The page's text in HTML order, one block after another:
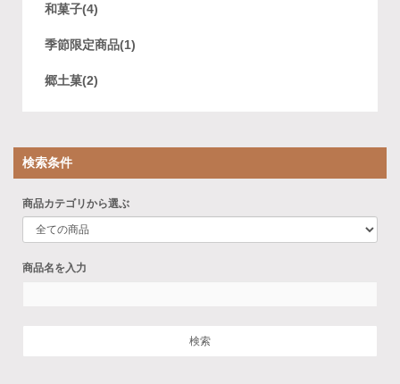
和菓子(4)
季節限定商品(1)
郷土菓(2)
検索条件
商品カテゴリから選ぶ
商品名を入力